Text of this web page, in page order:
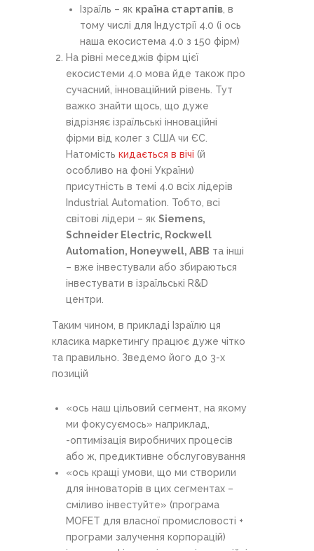
Ізраїль – як країна стартапів, в
тому числі для Індустрії 4.0 (і ось
наша екосистема 4.0 з 150 фірм)
На рівні меседжів фірм цієї
екосистеми 4.0 мова йде також про
сучасний, інноваційний рівень. Тут
важко знайти щось, що дуже
відрізняє ізраїльські інноваційні
фірми від колег з США чи ЄС.
Натомість кидається в вічі (й
особливо на фоні України)
присутність в темі 4.0 всіх лідерів
Industrial Automation. Тобто, всі
світові лідери – як Siemens,
Schneider Electric, Rockwell
Automation, Honeywell, ABB та інші
– вже інвестували або збираються
інвестувати в ізраїльські R&D
центри.
Таким чином, в прикладі Ізраїлю ця
класика маркетингу працює дуже чітко
та правильно. Зведемо його до 3-х
позицій
«ось наш цільовий сегмент, на якому
ми фокусуємось» наприклад,
-оптимізація виробничих процесів
або ж, предиктивне обслуговування
«ось кращі умови, що ми створили
для інноваторів в цих сегментах –
сміливо інвестуйте» (програма
MOFET для власної промисловості +
програми залучення корпорацій)